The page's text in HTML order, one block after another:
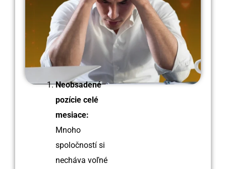
Neobsadené
pozície celé
mesiace:
Mnoho
spoločností si
necháva voľné